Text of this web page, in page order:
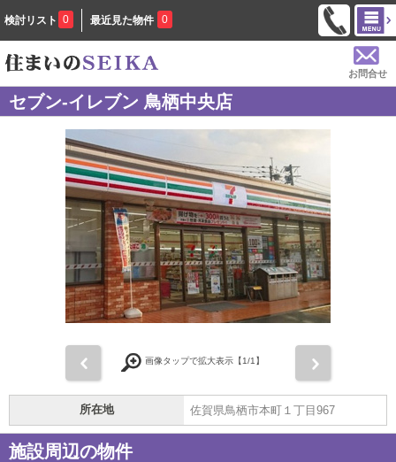
検討リスト 0 最近見た物件 0
お問合せ
セブン-イレブン 鳥栖中央店
画像タップで拡大表示【1/1】
所在地 佐賀県鳥栖市本町１丁目967
施設周辺の物件